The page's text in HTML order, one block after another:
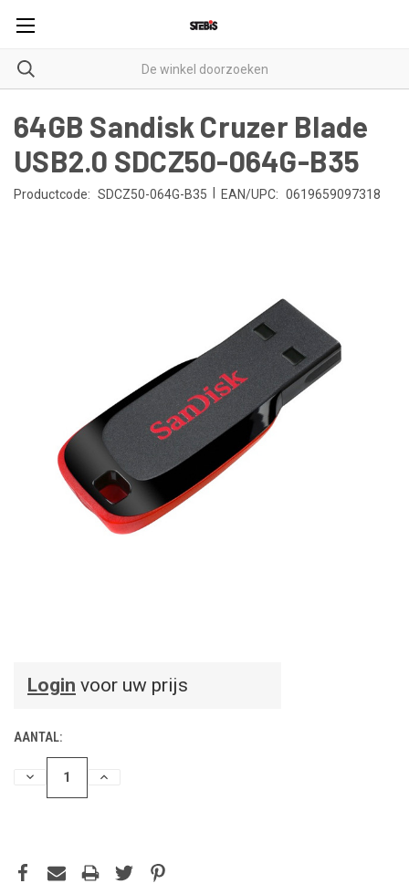
64GB Sandisk Cruzer Blade
USB2.0 SDCZ50-064G-B35
Productcode: SDCZ50-064G-B35 EAN/UPC: 0619659097318
Login voor uw prijs
AANTAL:
HOEVEELHEIDHOEVEELHEID